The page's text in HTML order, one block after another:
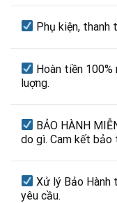
Phụ kiện, thanh
Hoàn tiền
luợng.
BẢO HÀNH
do gì. Cam kết bảo
Xử lý Bảo Hành
yêu cầu.